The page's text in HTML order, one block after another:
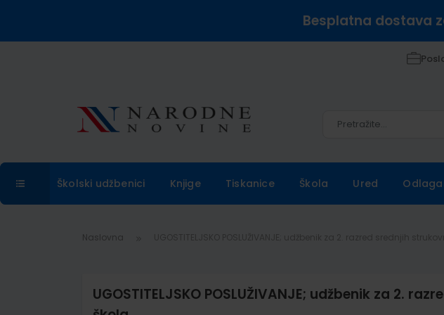
Besplatna dostava
Školski udžbenici Knjige Tiskanice Škola Ured
Naslovna
UGOSTITELJSKO POSLUŽIVANJE; udžbenik za 2.